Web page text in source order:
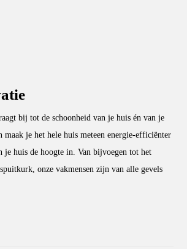
bij tot de schoonheid van je huis én van je
maak je het hele huis meteen energie-efficiënter
je huis de hoogte in. Van bijvoegen tot het
onze vakmensen zijn van alle gevels